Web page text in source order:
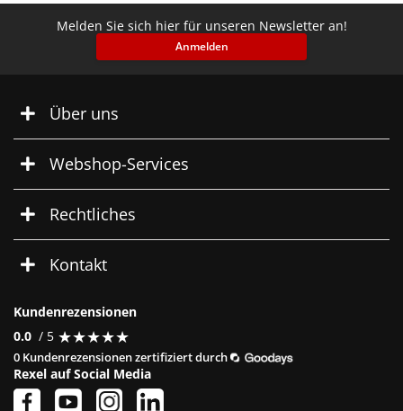
Melden Sie sich hier für unseren Newsletter an!
Anmelden
Über uns
Webshop-Services
Rechtliches
Kontakt
Kundenrezensionen
0.0 / 5 ★★★★★
★★★★★
0 Kundenrezensionen zertifiziert durch
Rexel auf Social Media